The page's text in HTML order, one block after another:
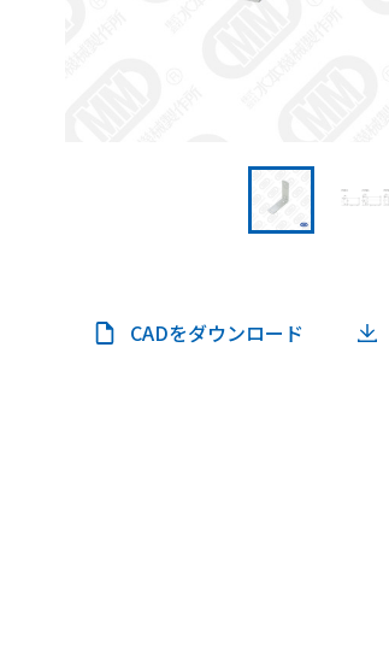
CADをダウンロード